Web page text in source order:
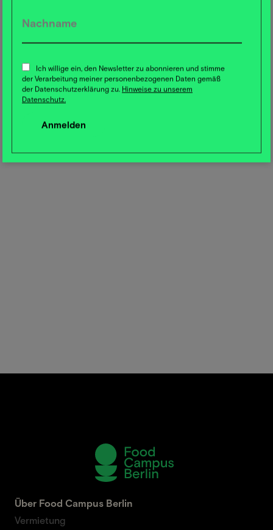
Ich willige ein, den Newsletter zu abonnieren und stimme
der Verarbeitung meiner personenbezogenen Daten gemäß
der Datenschutzerklärung zu. Hinweise zu unserem
Datenschutz.
Über Food Campus Berlin
Vermietung